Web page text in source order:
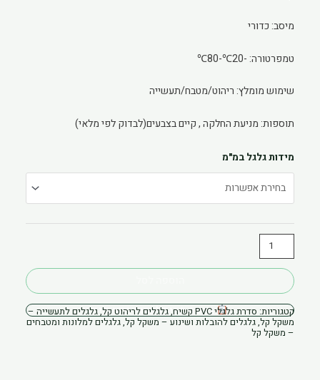
מיסב: כדורי
טמפרטורה: -20℃-80℃
שימוש מומלץ: ריהוט/מטבח/תעשייה
תוספות: מניעת החלקה , קיים בצבעים(לבדוק לפי מלאי)
מידות גלגל במ"מ
כמות
של
גלגל
קשיח
מסתובבת
בקשת מחיר לכמות סיטונאית
קטגוריות: סדרת גלגלי PVC קשיח ,גלגלים לריהוט קל,גלגלים לתעשייה –
משקל קל,גלגלים להובלות ושינוע – משקל קל,גלגלים למלונות ומטבחים
– משקל קל